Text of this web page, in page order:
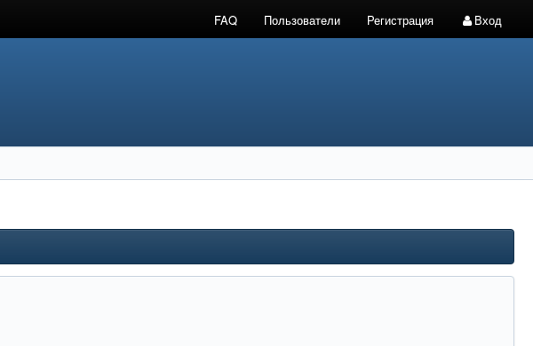
FAQ Пользователи Регистрация Вход